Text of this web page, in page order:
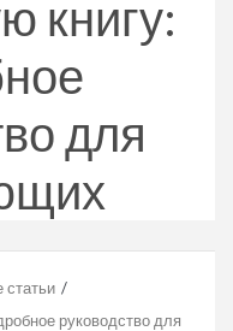
книгу:
для
статьи
руководство для